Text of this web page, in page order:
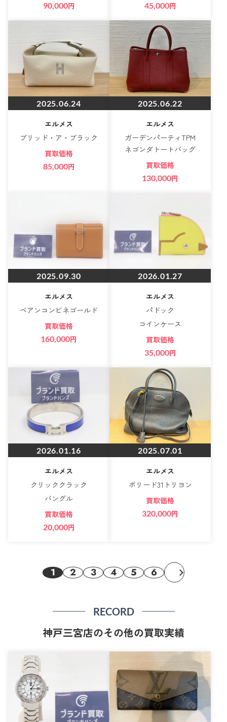
90,000円 45,000円
2025.06.24
エルメス
ブリッド・ア・ブラック
買取価格
85,000円
2025.06.22
エルメス
ガーデンパーティTPM
ネゴンダトートバッグ
買取価格
130,000円
2025.09.30
エルメス
ベアンコンビネゴールド
買取価格
160,000円
2026.01.27
エルメス
パドック
コインケース
買取価格
35,000円
2026.01.16
エルメス
クリッククラック
バングル
買取価格
20,000円
2025.07.01
エルメス
ボリード31トリヨン
買取価格
320,000円
1 2 3 4 5 6
RECORD
神戸三宮店のその他の買取実績